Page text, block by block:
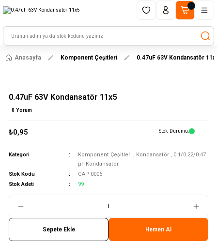
HAYAL ET - TASARLA - ÇALIŞTIR
Anasayfa Komponent Çeşitleri 0.47uF 63V Kondansatör
0.47uF 63V Kondansatör 11x5
0 Yorum
₺0,95 Stok Durumu
Kategori Komponent Çeşitleri , Kondansatör , 0.1/0.22/0.47
μF Kondansatör
Stok Kodu
CAP-0006
Stok Adeti
99
Sepete Ekle Hemen Al